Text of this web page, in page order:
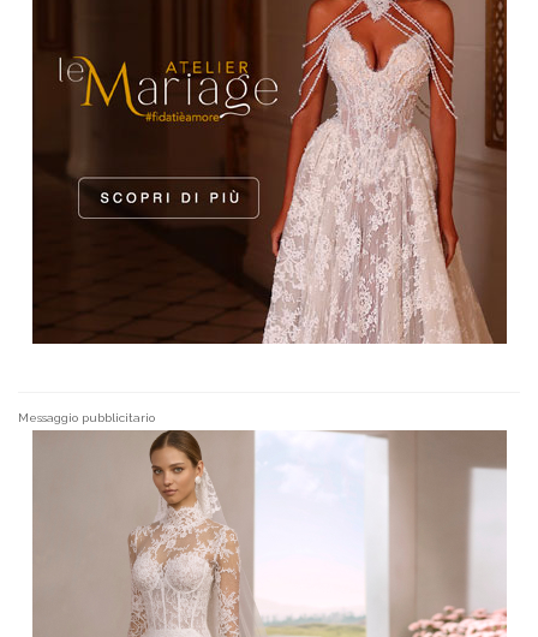
Messaggio pubblicitario